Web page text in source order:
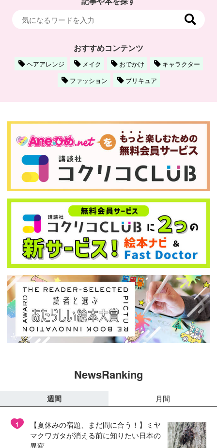
おすすめコンテンツ
ヘアアレンジ メイク おでかけ
キャラクター
ファッション
プリキュア
NewsRanking
週間 月間
1
【夏休みの宿題、まだ間に合う！】ミヤ
マクワガタが消える前に知りたい日本の
異変